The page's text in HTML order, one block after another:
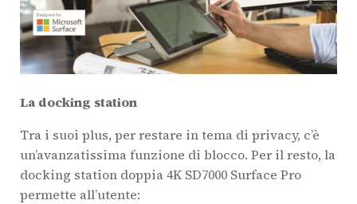
La docking station
Tra i suoi plus, per restare in tema di privacy, c’è
un’avanzatissima funzione di blocco. Per il resto, la
docking station doppia 4K SD7000 Surface Pro
permette all’utente: